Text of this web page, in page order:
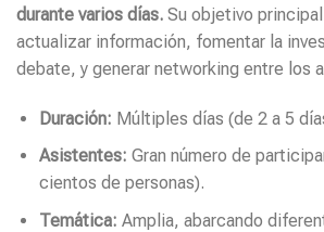
durante varios días. Su objetivo
actualizar información, fomentar la
debate, y generar networking entre los
Duración: Múltiples días (de 2 a 5
Asistentes: Gran número de
cientos de personas).
Temática: Amplia, abarcando